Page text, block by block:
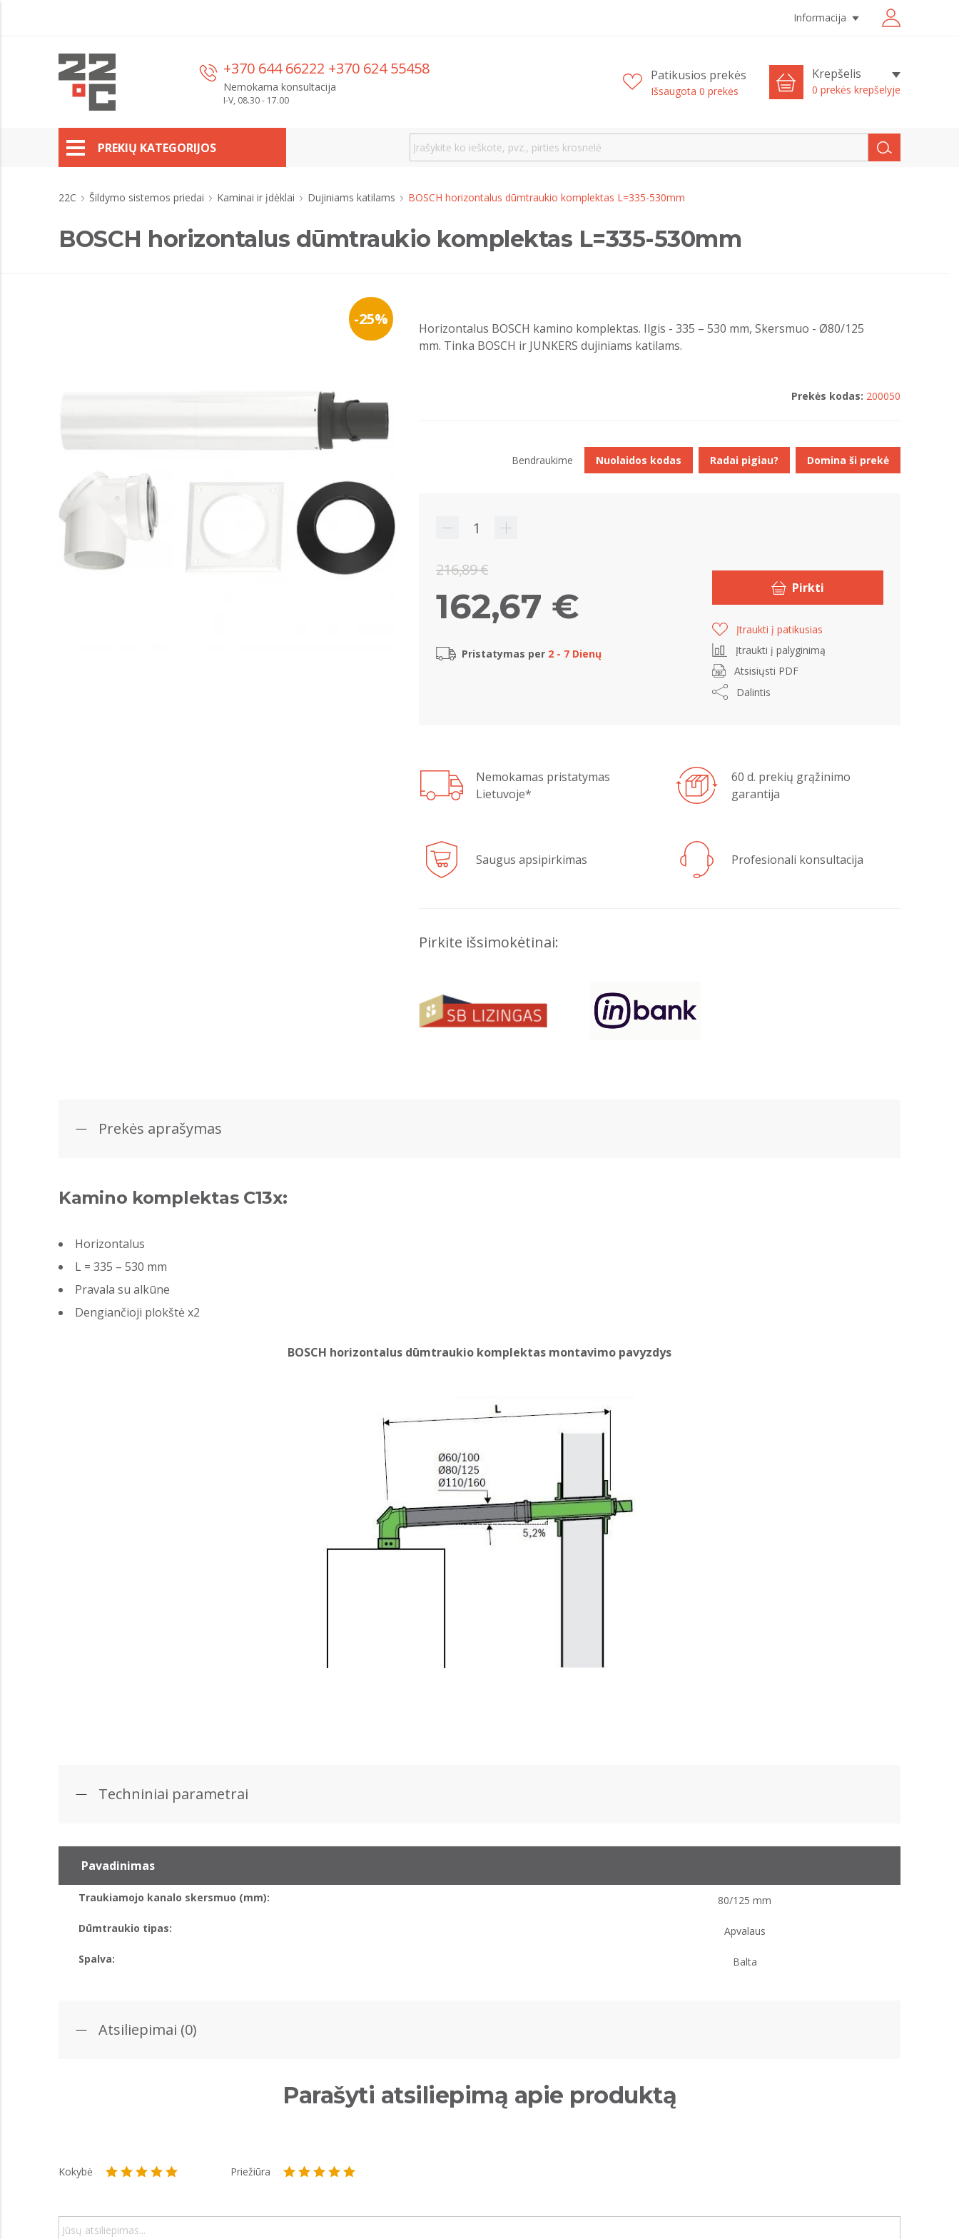
Informacija
+370 644 66222 +370 624 55458
Nemokama konsultacija
I-V, 08.30 - 17.00
Patikusios prekės
Išsaugota 0 prekės
Krepšelis
0 prekės krepšelyje
PREKIŲ KATEGORIJOS
22C Šildymo sistemos priedai Kaminai ir įdėklai Dujiniams katilams BOSCH horizontalus dūmtraukio komplektas L=335-530mm
BOSCH horizontalus dūmtraukio komplektas L=335-530mm
-25%
Horizontalus BOSCH kamino komplektas. Ilgis - 335 – 530 mm, Skersmuo - Ø80/125
mm. Tinka BOSCH ir JUNKERS dujiniams katilams.
Prekės kodas: 200050
216,89 €
162,67 €
Pristatymas per 2 - 7 Dienų
Pirkti
Įtraukti į patikusias
Įtraukti į palyginimą
Atsisiųsti PDF
Dalintis
Nemokamas pristatymas
Lietuvoje*
60 d. prekių grąžinimo
garantija
Saugus apsipirkimas Profesionali konsultacija
Pirkite išsimokėtinai:
Bendraukime Nuolaidos kodas Radai pigiau? Domina ši prekė
Prekės aprašymas
Kamino komplektas C13x:
Horizontalus
L = 335 – 530 mm
Pravala su alkūne
Dengiančioji plokštė x2
BOSCH horizontalus dūmtraukio komplektas montavimo pavyzdys
Techniniai parametrai
Pavadinimas
Traukiamojo kanalo skersmuo (mm): 80/125 mm
Dūmtraukio tipas: Apvalaus
Spalva: Balta
Atsiliepimai (0)
Parašyti atsiliepimą apie produktą
Kokybė Priežiūra